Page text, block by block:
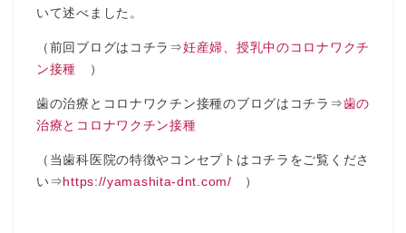
いて述べました。
（前回ブログはコチラ⇒妊産婦、授乳中のコロナワクチ
ン接種
）
歯の治療とコロナワクチン接種のブログはコチラ⇒歯の
治療とコロナワクチン接種
（当歯科医院の特徴やコンセプトはコチラをご覧くださ
い⇒https://yamashita-dnt.com/ ）